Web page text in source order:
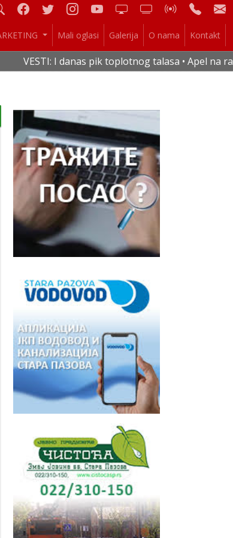
Mali oglasi Galerija O nama Kontakt
VESTI: I danas pik toplotnog talasa • Apel na